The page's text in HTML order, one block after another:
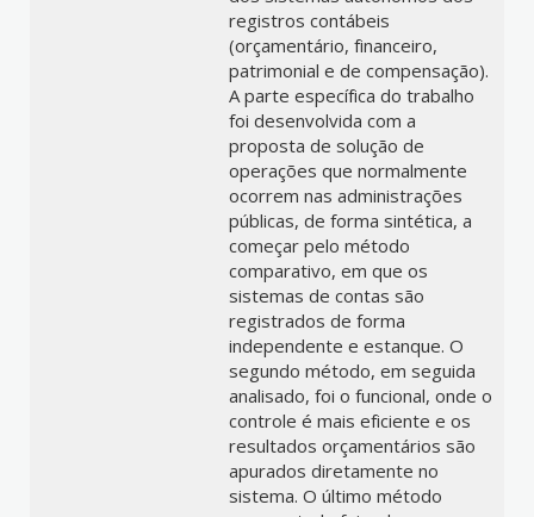
registros contábeis
(orçamentário, financeiro,
patrimonial e de compensação).
A parte específica do trabalho
foi desenvolvida com a
proposta de solução de
operações que normalmente
ocorrem nas administrações
públicas, de forma sintética, a
começar pelo método
comparativo, em que os
sistemas de contas são
registrados de forma
independente e estanque. O
segundo método, em seguida
analisado, foi o funcional, onde o
controle é mais eficiente e os
resultados orçamentários são
apurados diretamente no
sistema. O último método